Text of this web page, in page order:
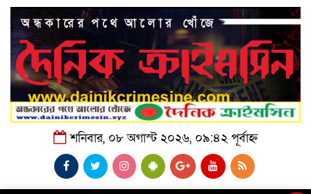
শনিবার, ০৮ অগাস্ট ২০২৬, ০৯:৪২ পূর্বাহ্ন